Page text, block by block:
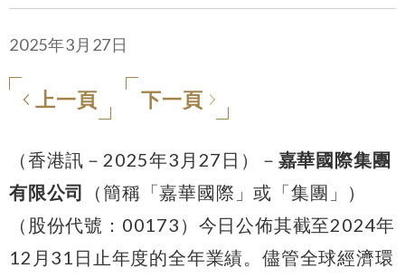
2025年3月27日
上一頁 下一頁
（香港訊－2025年3月27日）－ 嘉華國際集團
有限公司
（簡稱「嘉華國際」或「集團」）
（股份代號：00173）今日公佈其截至2024年
12月31日止年度的全年業績。儘管全球經濟環